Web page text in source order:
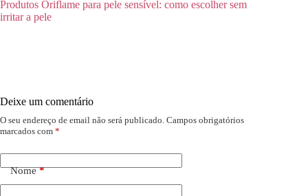
Produtos Oriflame para pele sensível: como escolher sem
irritar a pele
Deixe um comentário
O seu endereço de email não será publicado. Campos obrigatórios
marcados com *
Nome*